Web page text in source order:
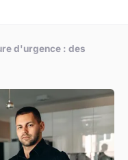
d'urgence : des